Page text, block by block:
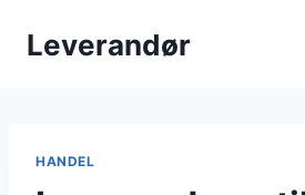
Leverandør
HANDEL